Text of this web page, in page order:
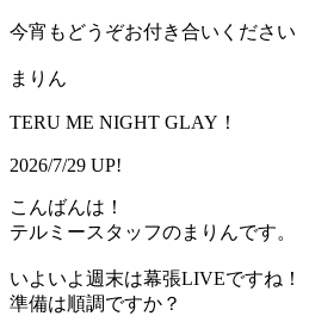
今宵もどうぞお付き合いください
まりん
TERU ME NIGHT GLAY！
2026/7/29 UP!
こんばんは！
テルミースタッフのまりんです。
いよいよ週末は幕張LIVEですね！
準備は順調ですか？